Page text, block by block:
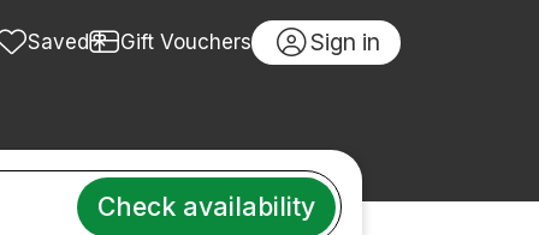
Saved Gift Vouchers Sign in
Check availability